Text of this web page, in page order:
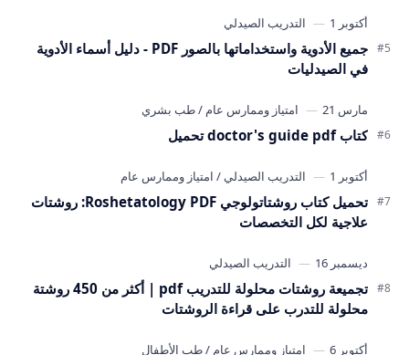
جميع الأدوية واستخداماتها بالصور PDF - دليل أسماء الأدوية
في الصيدليات
كتاب doctor's guide pdf تحميل
تحميل كتاب روشتاتولوجي Roshetatology PDF: روشتات
علاجية لكل التخصصات
تجميعة روشتات محلولة للتدريب pdf | أكثر من 450 روشتة
محلولة للتدرب على قراءة الروشتات